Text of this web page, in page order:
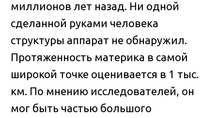
миллионов лет назад. Ни одной
сделанной руками человека
структуры аппарат не обнаружил.
Протяженность материка в самой
широкой точке оценивается в 1 тыс.
км. По мнению исследователей, он
мог быть частью большого